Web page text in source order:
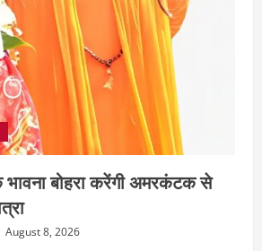
भावना बोहरा करेंगी अमरकंटक से
August 8, 2026